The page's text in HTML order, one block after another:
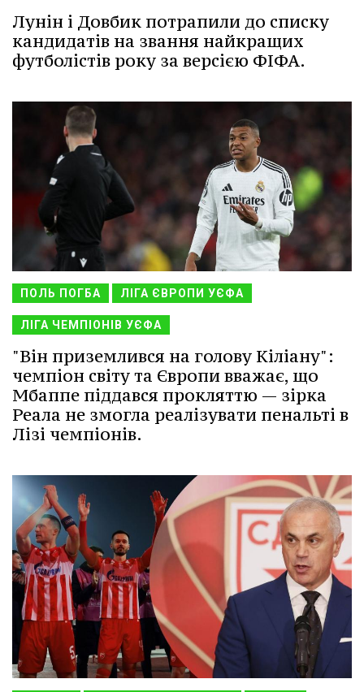
Лунін і Довбик потрапили до списку
кандидатів на звання найкращих
футболістів року за версією ФІФА.
ПОЛЬ ПОГБА ЛІГА ЄВРОПИ УЄФА
ЛІГА ЧЕМПІОНІВ УЄФА
"Він приземлився на голову Кіліану":
чемпіон світу та Європи вважає, що
Мбаппе піддався прокляттю — зірка
Реала не змогла реалізувати пенальті в
Лізі чемпіонів.